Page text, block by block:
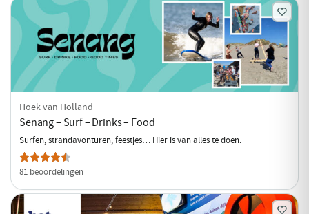
Hoek van Holland
Senang – Surf – Drinks – Food
Surfen, strandavonturen, feestjes… Hier is van alles te doen.
81 beoordelingen